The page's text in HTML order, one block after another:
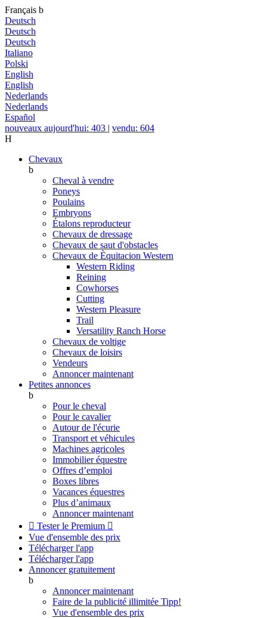
Français b
Deutsch
Deutsch
Deutsch
Italiano
Polski
English
English
Nederlands
Nederlands
Español
nouveaux aujourd'hui: 403 | vendu: 604
H
Chevaux
b
Cheval à vendre
Poneys
Poulains
Embryons
Étalons reproducteur
Chevaux de dressage
Chevaux de saut d'obstacles
Chevaux de Èquitacion Western
Western Riding
Reining
Cowhorses
Cutting
Western Pleasure
Trail
Versatility Ranch Horse
Chevaux de voltige
Chevaux de loisirs
Vendeurs
Annoncer maintenant
Petites annonces
b
Pour le cheval
Pour le cavalier
Autour de l'écurie
Transport et véhicules
Machines agricoles
Immobilier équestre
Offres d’emploi
Boxes libres
Vacances équestres
Plus d’animaux
Annoncer maintenant
 Tester le Premium 
Vue d'ensemble des prix
Télécharger l'app
Télécharger l'app
Annoncer gratuitement
b
Annoncer maintenant
Faire de la publicité illimitée Tipp!
Vue d'ensemble des prix